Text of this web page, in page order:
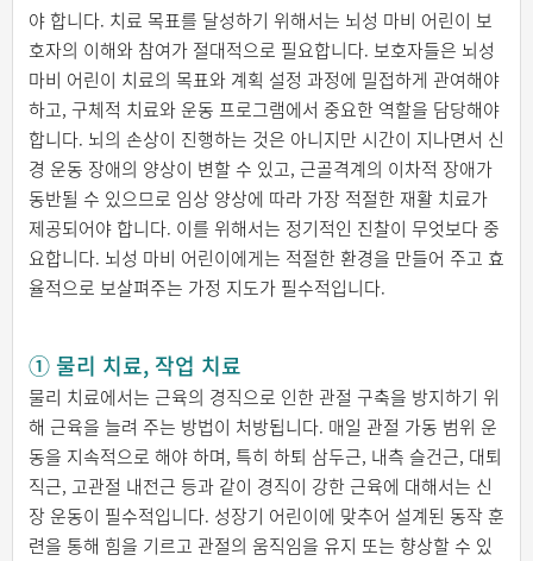
야 합니다. 치료 목표를 달성하기 위해서는 뇌성 마비 어린이 보
호자의 이해와 참여가 절대적으로 필요합니다. 보호자들은 뇌성
마비 어린이 치료의 목표와 계획 설정 과정에 밀접하게 관여해야
하고, 구체적 치료와 운동 프로그램에서 중요한 역할을 담당해야
합니다. 뇌의 손상이 진행하는 것은 아니지만 시간이 지나면서 신
경 운동 장애의 양상이 변할 수 있고, 근골격계의 이차적 장애가
동반될 수 있으므로 임상 양상에 따라 가장 적절한 재활 치료가
제공되어야 합니다. 이를 위해서는 정기적인 진찰이 무엇보다 중
요합니다. 뇌성 마비 어린이에게는 적절한 환경을 만들어 주고 효
율적으로 보살펴주는 가정 지도가 필수적입니다.
① 물리 치료, 작업 치료
물리 치료에서는 근육의 경직으로 인한 관절 구축을 방지하기 위
해 근육을 늘려 주는 방법이 처방됩니다. 매일 관절 가동 범위 운
동을 지속적으로 해야 하며, 특히 하퇴 삼두근, 내측 슬건근, 대퇴
직근, 고관절 내전근 등과 같이 경직이 강한 근육에 대해서는 신
장 운동이 필수적입니다. 성장기 어린이에 맞추어 설계된 동작 훈
련을 통해 힘을 기르고 관절의 움직임을 유지 또는 향상할 수 있